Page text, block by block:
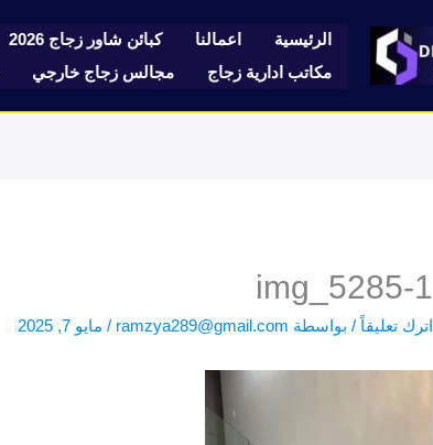
الرئيسية اعمالنا كبائن شاور زجاج 2026
مكاتب ادارية زجاج
مجالس زجاج خارجي
img_5285-1
اترك تعليقاً / بواسطة ramzya289@gmail.com
/ مايو 7, 2025